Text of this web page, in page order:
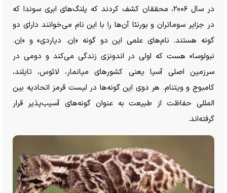
در سال ۲۰۰۶، محققان کشف کردند که پلنگ‌های ابری سوندا که
در جزایر سوماتران و بورنئا آن‌ها را با این نام می‌خوانند دارای دو
گونه هستند. نام‌های علمی این دو گونه «اِن. دیاردی» و «اِن.
نبولوسا» هست که اولی در اندونزی زندگی می‌کند و دومی در
سرزمین اصلی آسیا یعنی کشور‌های میانمار، لائوس، تایلند،
کامبوج و ویتنام. هر دوی این گونه‌ها در لیست قرمز اتحادیه بین
المللی حفاظت از طبیعت به عنوان گونه‌های آسیب‌‎پذیر قرار
گرفته‌اند.